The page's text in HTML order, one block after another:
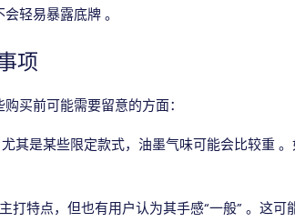
轻易暴露底牌 。
项
买前可能需要留意的方面：
其是某些限定款式，油墨气味可能会比较重
打特点，但也有用户认为其手感“一般” 。这可